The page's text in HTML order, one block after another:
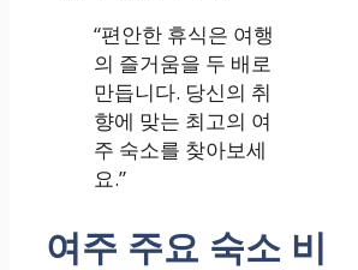
“편안한 휴식은 여행
의 즐거움을 두 배로
만듭니다. 당신의 취
향에 맞는 최고의 여
주 숙소를 찾아보세
요.”
여주 주요 숙소 비